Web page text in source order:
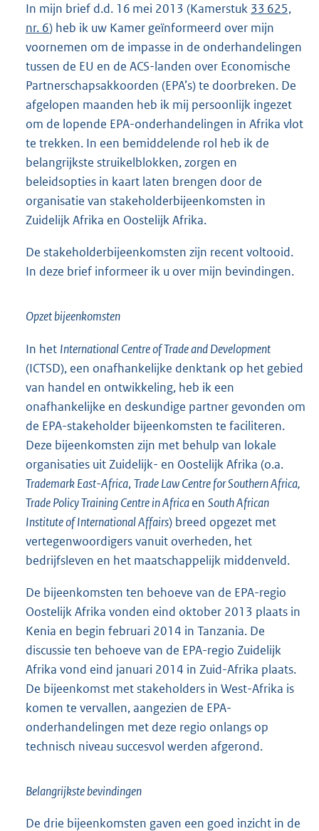
In mijn brief d.d. 16 mei 2013 (Kamerstuk 33 625,
nr. 6) heb ik uw Kamer geïnformeerd over mijn
voornemen om de impasse in de onderhandelingen
tussen de EU en de ACS-landen over Economische
Partnerschapsakkoorden (EPA’s) te doorbreken. De
afgelopen maanden heb ik mij persoonlijk ingezet
om de lopende EPA-onderhandelingen in Afrika vlot
te trekken. In een bemiddelende rol heb ik de
belangrijkste struikelblokken, zorgen en
beleidsopties in kaart laten brengen door de
organisatie van stakeholderbijeenkomsten in
Zuidelijk Afrika en Oostelijk Afrika.
De stakeholderbijeenkomsten zijn recent voltooid.
In deze brief informeer ik u over mijn bevindingen.
Opzet bijeenkomsten
In het International Centre of Trade and Development
(ICTSD), een onafhankelijke denktank op het gebied
van handel en ontwikkeling, heb ik een
onafhankelijke en deskundige partner gevonden om
de EPA-stakeholder bijeenkomsten te faciliteren.
Deze bijeenkomsten zijn met behulp van lokale
organisaties uit Zuidelijk- en Oostelijk Afrika (o.a.
Trademark East-Africa,Trade Law Centre for Southern Africa,
Trade Policy Training Centre in Africaen South African
Institute of International Affairs) breed opgezet met
vertegenwoordigers vanuit overheden, het
bedrijfsleven en het maatschappelijk middenveld.
De bijeenkomsten ten behoeve van de EPA-regio
Oostelijk Afrika vonden eind oktober 2013 plaats in
Kenia en begin februari 2014 in Tanzania. De
discussie ten behoeve van de EPA-regio Zuidelijk
Afrika vond eind januari 2014 in Zuid-Afrika plaats.
De bijeenkomst met stakeholders in West-Afrika is
komen te vervallen, aangezien de EPA-
onderhandelingen met deze regio onlangs op
technisch niveau succesvol werden afgerond.
Belangrijkste bevindingen
De drie bijeenkomsten gaven een goed inzicht in de